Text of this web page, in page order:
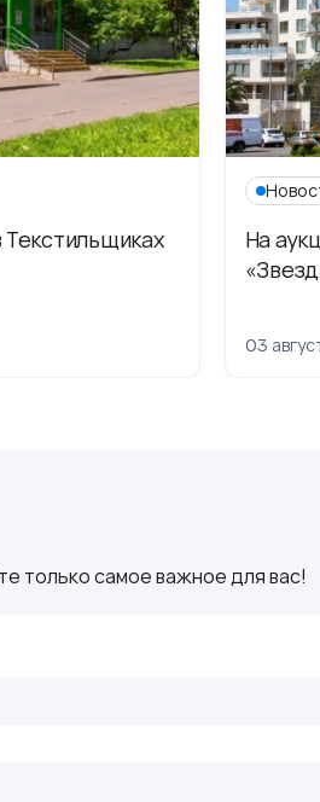
На
03
только самое важное для вас!